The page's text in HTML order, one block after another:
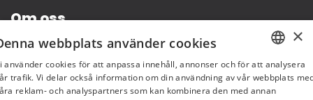
Om oss
Företagsinformation
SWEDISH
FI
×
webbplats använder cookies
använder cookies för att anpassa innehåll, annonser och för att analysera
trafik. Vi delar också information om din användning av vår webbplats
reklam- och analyspartners som kan kombinera den med annan